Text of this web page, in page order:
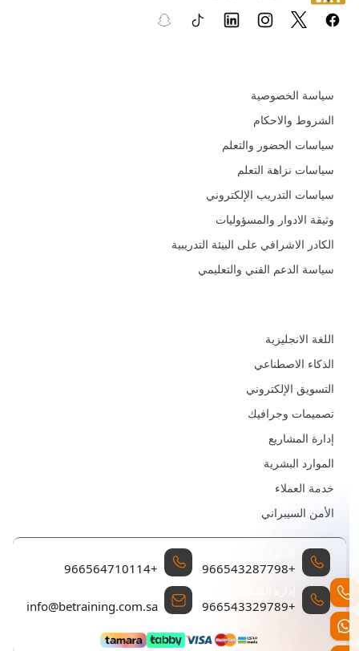
سياسة الخصوصية
الشروط والاحكام
سياسات الحضور والتعلم
سياسات نزاهة التعلم
سياسات التدريب الإلكتروني
وثيقة الادوار والمسؤوليات
الكادر الاشرافي على البيئة التدريبية
سياسة الدعم الفني والتعليمي
اللغة الانجليزية
الذكاء الاصطناعي
التسويق الإلكتروني
تصميمات وجرافيك
إدارة المشاريع
الموارد البشرية
خدمة العملاء
الأمن السيبراني
+966543287798
+966564710114
+966543329789
info@betraining.com.sa